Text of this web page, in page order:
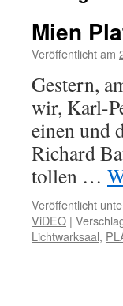
Mien
Veröffentlicht am
Gestern,
wir, Karl-
einen und
Richard
tollen …
Veröffentlicht
ViDEO |
Lichtwarksaal,